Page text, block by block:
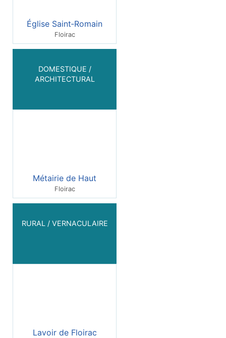
Église Saint‑Romain
Floirac
DOMESTIQUE /
ARCHITECTURAL
Métairie de Haut
Floirac
RURAL / VERNACULAIRE
Lavoir de Floirac